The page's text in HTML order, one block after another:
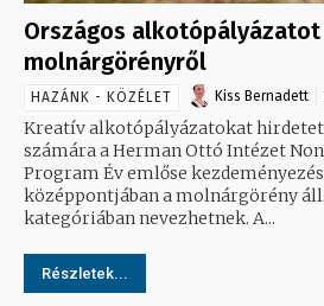
Országos
molnárgörényről
HAZÁNK - KÖZÉLET Kiss Bernadett
Kreatív alkotópályázatokat
számára a Herman Ottó Intézet
Program Év emlőse kezdeményezéséhez. Az idei
középpontjában a molnárgörény
kategóriában nevezhetnek. A...
Részletek...